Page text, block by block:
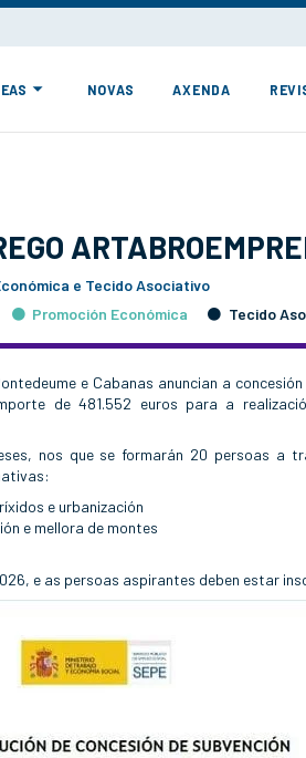
NOVAS AXENDA
e Tecido Asociativo
Promoción Económica Tecido
e Cabanas anuncian a
de 481.552 euros para a
nos que se formarán 20 persoas a
e urbanización
e mellora de montes
e as persoas aspirantes deben estar